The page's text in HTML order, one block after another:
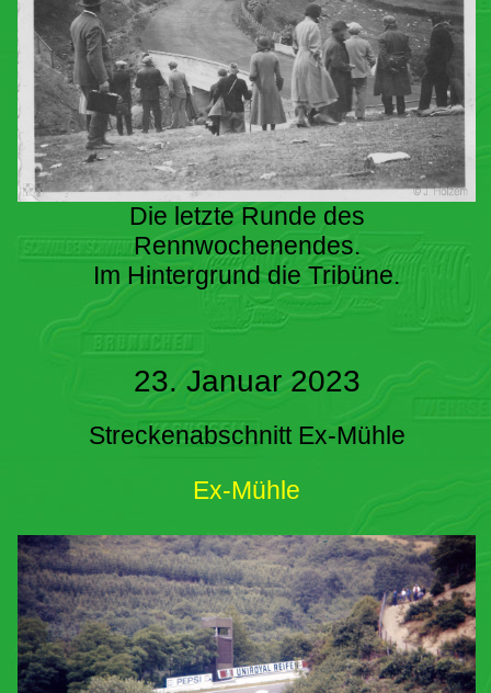
Die letzte Runde des
Rennwochenendes.
Im Hintergrund die Tribüne.
23. Januar 2023
Streckenabschnitt Ex-Mühle
Ex-Mühle